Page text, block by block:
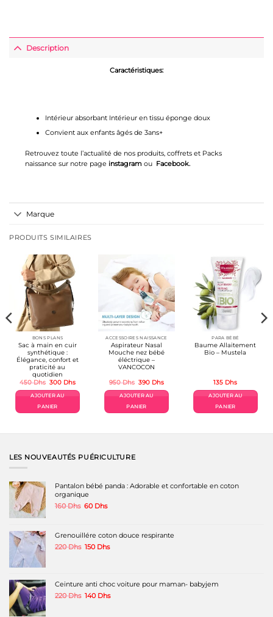
Description
Caractéristiques:
Intérieur absorbant Intérieur en tissu éponge doux
Convient aux enfants âgés de 3ans+
Retrouvez toute l’actualité de nos produits, coffrets et Packs
naissance sur notre page instagram ou Facebook.
Marque
PRODUITS SIMILAIRES
BONS PLANS
Sac à main en cuir
synthétique :
Élégance, confort et
praticité au
quotidien
450Dhs Le
initial
était :
450 Dhs.
300 DhsLe
actuel
AJOUTER AU
PANIER
ACCESSOIRES NAISSANCE
Aspirateur Nasal
Mouche nez bébé
éléctrique –
VANCOCON
950Dhs Le
initial
était :
950 Dhs.
390 DhsLe
actuel
AJOUTER AU
PANIER
PARA BÉBÉ
Baume Allaitement
Bio – Mustela
135 Dhs
AJOUTER AU
PANIER
LES NOUVEAUTÉS PUÉRICULTURE
Pantalon bébé panda : Adorable et confortable en coton
organique
160Dhs Le
était :
160 Dhs.
60 DhsLe
60 Dhs.
Grenouillére coton douce respirante
220Dhs Le
220 Dhs.
150 DhsLe
150 Dhs.
Ceinture anti choc voiture pour maman- babyjem
220Dhs Le
140 DhsLe